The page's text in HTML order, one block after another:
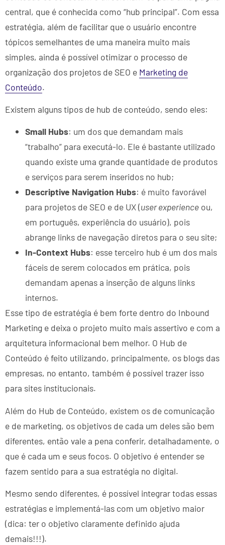
central, que é conhecida como “hub principal”. Com essa
estratégia, além de facilitar que o usuário encontre
tópicos semelhantes de uma maneira muito mais
simples, ainda é possível otimizar o processo de
organização dos projetos de SEO e Marketing de
Conteúdo.
Existem alguns tipos de hub de conteúdo, sendo eles:
Small Hubs: um dos que demandam mais
“trabalho” para executá-lo. Ele é bastante utilizado
quando existe uma grande quantidade de produtos
e serviços para serem inseridos no hub;
Descriptive Navigation Hubs: é muito favorável
para projetos de SEO e de UX (user experience ou,
em português, experiência do usuário), pois
abrange links de navegação diretos para o seu site;
In-Context Hubs: esse terceiro hub é um dos mais
fáceis de serem colocados em prática, pois
demandam apenas a inserção de alguns links
internos.
Esse tipo de estratégia é bem forte dentro do Inbound
Marketing e deixa o projeto muito mais assertivo e com a
arquitetura informacional bem melhor. O Hub de
Conteúdo é feito utilizando, principalmente, os blogs das
empresas, no entanto, também é possível trazer isso
para sites institucionais.
Além do Hub de Conteúdo, existem os de comunicação
e de marketing, os objetivos de cada um deles são bem
diferentes, então vale a pena conferir, detalhadamente, o
que é cada um e seus focos. O objetivo é entender se
fazem sentido para a sua estratégia no digital.
Mesmo sendo diferentes, é possível integrar todas essas
estratégias e implementá-las com um objetivo maior
(dica: ter o objetivo claramente definido ajuda
demais!!!).